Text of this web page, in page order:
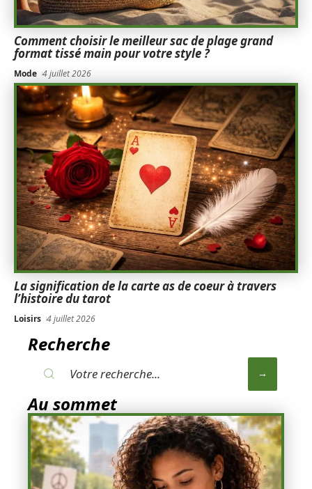
Comment choisir le meilleur sac de plage grand
format tissé main pour votre style ?
Mode 4 juillet 2026
La signification de la carte as de coeur à travers
l’histoire du tarot
Loisirs 4 juillet 2026
Recherche
Au sommet